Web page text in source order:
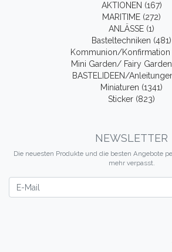
AKTIONEN (167)
MARITIME (272)
ANLÄSSE (1)
Basteltechniken (481)
Kommunion/Konfirmation
Mini Garden/ Fairy Garden
BASTELIDEEN/
Miniaturen (1341)
Sticker (823)
NEWSLETTER
Die neuesten Produkte und die besten Angebote
mehr verpasst.